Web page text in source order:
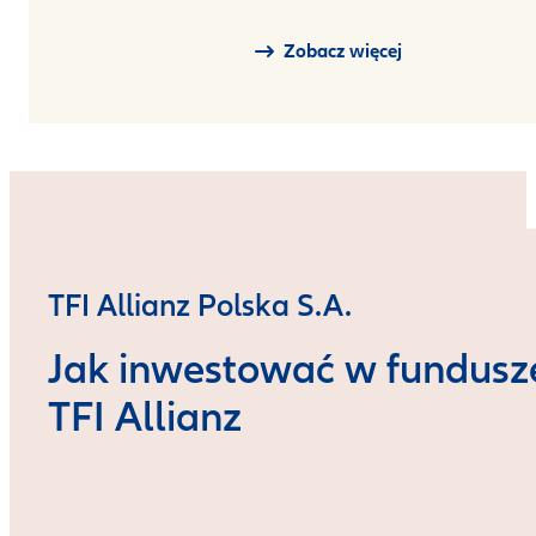
Zobacz więcej
TFI Allianz Polska S.A.
Jak inwestować w
TFI Allianz